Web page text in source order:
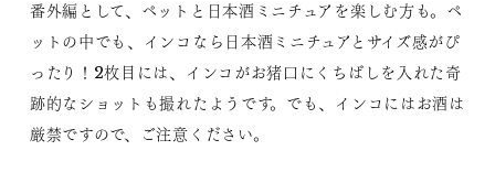
番外編として、ペットと日本酒ミニチュアを楽しむ方も。ペ
ットの中でも、インコなら日本酒ミニチュアとサイズ感がぴ
ったり！2枚目には、インコがお猪口にくちばしを入れた奇
跡的なショットも撮れたようです。でも、インコにはお酒は
厳禁ですので、ご注意ください。